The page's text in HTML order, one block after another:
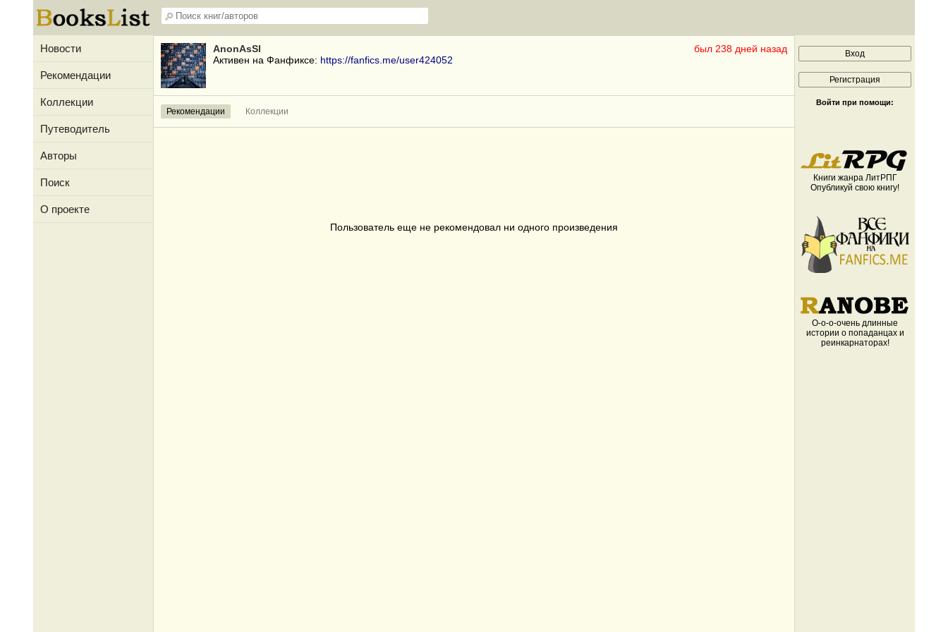
Новости
Рекомендации
Коллекции
Путеводитель
Авторы
Поиск
О проекте
был 238 дней назад
AnonAsSl
Активен на Фанфиксе: https://fanfics.me/user424052
Рекомендации Коллекции
Пользователь еще не рекомендовал ни одного произведения
Войти при помощи:
Книги жанра ЛитРПГ
Опубликуй свою книгу!
О-о-о-очень длинные
истории о попаданцах и
реинкарнаторах!